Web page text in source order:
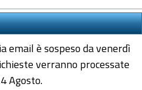
email è sospeso da venerdì
verranno processate
Agosto.